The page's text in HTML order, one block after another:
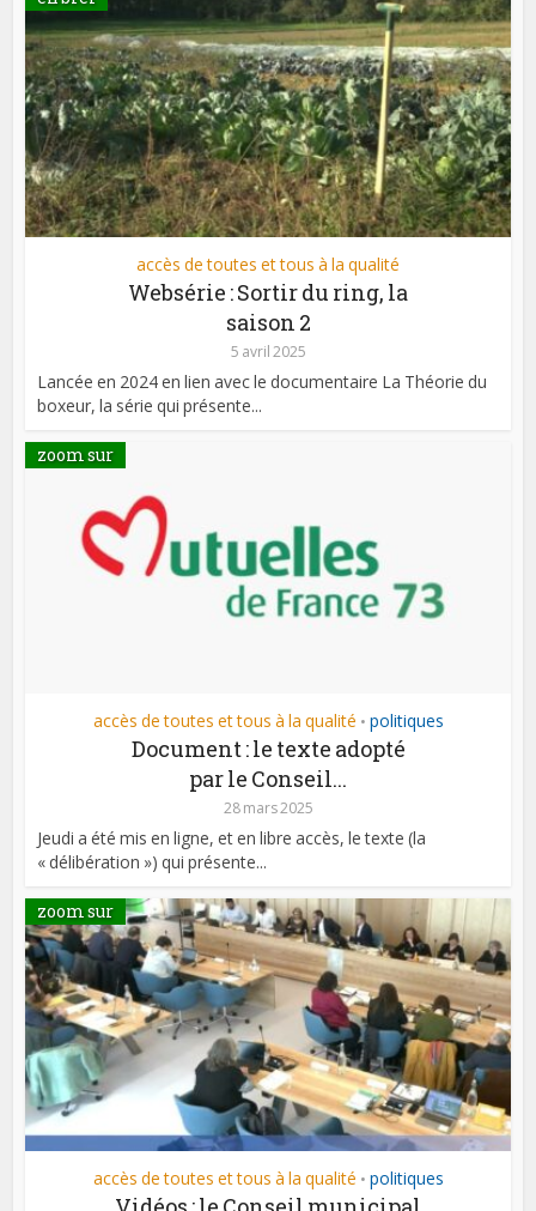
accès de toutes et tous à la qualité
Websérie : Sortir du ring, la
saison 2
5 avril 2025
Lancée en 2024 en lien avec le documentaire La Théorie du
boxeur, la série qui présente...
zoom sur
accès de toutes et tous à la qualité • politiques
Document : le texte adopté
par le Conseil...
28 mars 2025
Jeudi a été mis en ligne, et en libre accès, le texte (la
« délibération ») qui présente...
zoom sur
accès de toutes et tous à la qualité • politiques